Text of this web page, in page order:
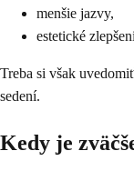
menšie jazvy,
estetické
Treba si však
sedení.
Kedy je